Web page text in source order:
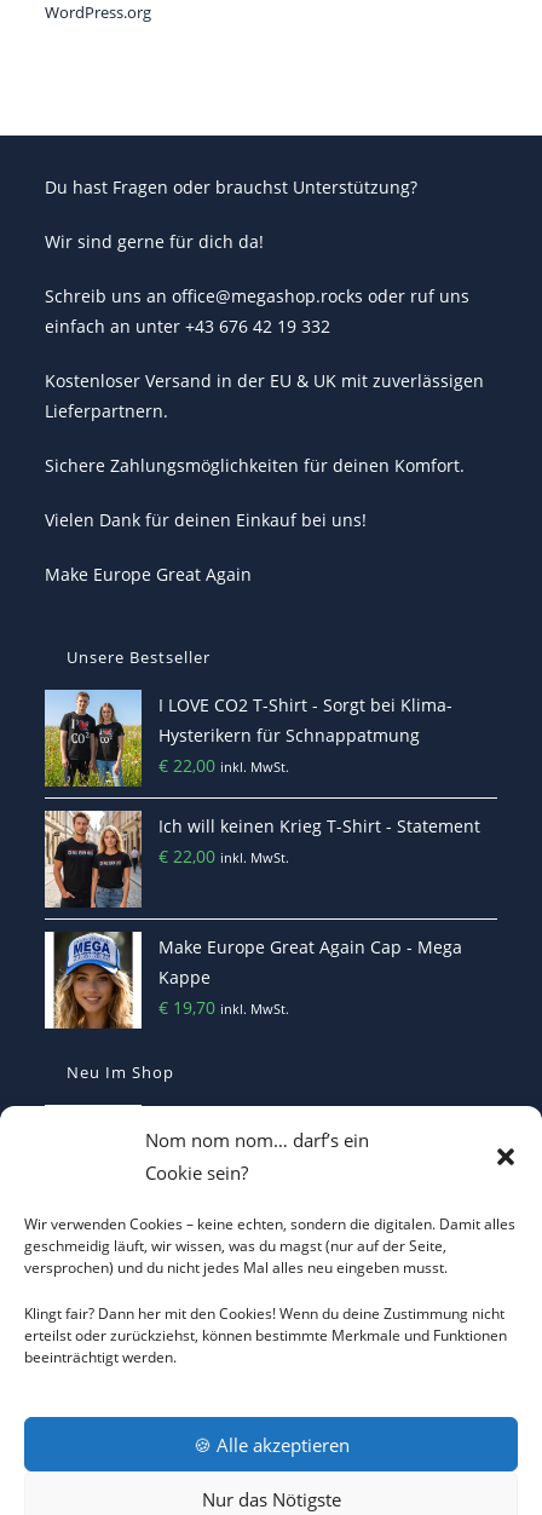
Nom nom nom… darf’s ein
Cookie sein?
Wir verwenden Cookies – keine echten, sondern die digitalen. Damit alles
geschmeidig läuft, wir wissen, was du magst (nur auf der Seite,
versprochen) und du nicht jedes Mal alles neu eingeben musst.
Klingt fair? Dann her mit den Cookies! Wenn du deine Zustimmung nicht
erteilst oder zurückziehst, können bestimmte Merkmale und Funktionen
beeinträchtigt werden.
🍪 Alle akzeptieren
Nur das Nötigste
WordPress.org
Du hast Fragen oder brauchst Unterstützung?
Wir sind gerne für dich da!
Schreib uns an office@megashop.rocks oder ruf uns
einfach an unter +43 676 42 19 332
Kostenloser Versand in der EU & UK mit zuverlässigen
Lieferpartnern.
Sichere Zahlungsmöglichkeiten für deinen Komfort.
Vielen Dank für deinen Einkauf bei uns!
Make Europe Great Again
Unsere Bestseller
I LOVE CO2 T-Shirt - Sorgt bei Klima-
Hysterikern für Schnappatmung
€ 22,00 inkl. MwSt.
Ich will keinen Krieg T-Shirt - Statement
€ 22,00 inkl. MwSt.
Make Europe Great Again Cap - Mega
Kappe
€ 19,70 inkl. MwSt.
Neu Im Shop
€29,90 inkl. MwSt.
Make Germany Great Again Mütze -
Statement Kappe
Make Austria Great Again Kappe –
€29,90